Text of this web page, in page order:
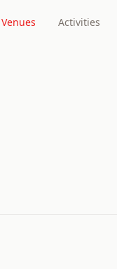
Venues Activities